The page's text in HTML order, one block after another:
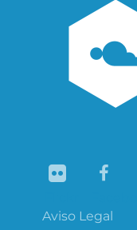
Aviso Legal